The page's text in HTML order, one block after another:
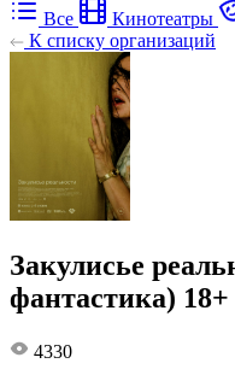
Все Кинотеатры
К списку организаций
Закулисье
фантастика) 18+
4330